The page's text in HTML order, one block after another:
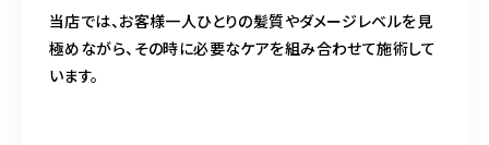
当店では、お客様一人ひとりの髪質やダメージレベルを見
極めながら、その時に必要なケアを組み合わせて施術して
います。